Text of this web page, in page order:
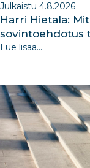
Julkaistu 4.8.2026
Harri Hietala:
sovintoehdotus
Lue lisää...